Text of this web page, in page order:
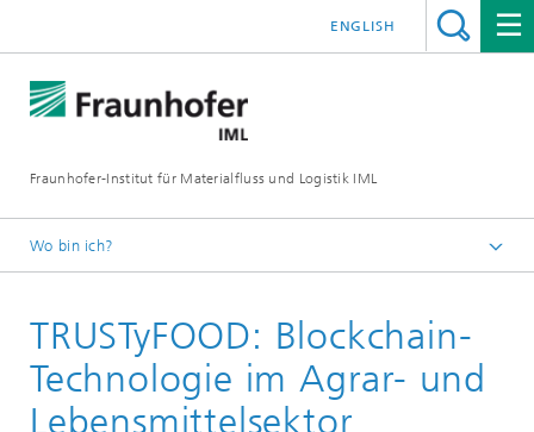
Fraunhofer-Institut für Materialfluss und Logistik IML
ENGLISH
Wo bin ich?
Projekte
TRUSTyFOOD: Blockchain-
Technologie im Agrar- und
Lebensmittelsektor